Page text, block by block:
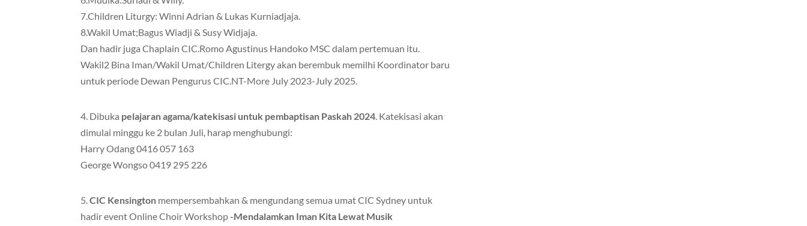
7.Children Liturgy: Winni Adrian & Lukas Kurniadjaja.
8.Wakil Umat;Bagus Wiadji & Susy Widjaja.
Dan hadir juga Chaplain CIC.Romo Agustinus Handoko MSC dalam pertemuan itu.
Wakil2 Bina Iman/Wakil Umat/Children Litergy akan berembuk memilhi Koordinator baru
untuk periode Dewan Pengurus CIC.NT-More July 2023-July 2025.
4. Dibuka pelajaran agama/katekisasi untuk pembaptisan Paskah 2024. Katekisasi akan
dimulai minggu ke 2 bulan Juli, harap menghubungi:
Harry Odang 0416 057 163
George Wongso 0419 295 226
5.CIC Kensington mempersembahkan & mengundang semua umat CIC Sydney untuk
hadir event Online Choir Workshop-Mendalamkan Iman Kita Lewat Musik